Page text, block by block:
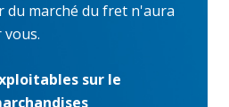
du marché du fret n'aura
sur le